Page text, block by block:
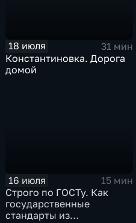
18 июля
31 мин
Константиновка. Дорога
домой
16 июля
15 мин
Строго по ГОСТу. Как
государственные
стандарты из